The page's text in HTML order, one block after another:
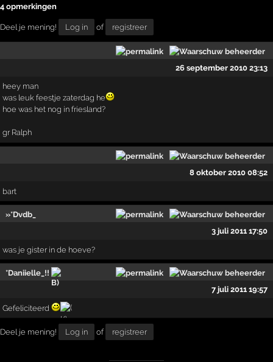
4 opmerkingen
Deel je mening! Log in of registreer
26 september 2010 23:13
heey man
was leuk feestje zaterdag he
hoe was het nog in friesland?
gr Ralph
8 oktober 2010 08:52
bart
»*Dvdb_
3 juli 2011 17:50
was je gister in de hoeve?
*Daniielle_!!
7 juli 2011 19:57
Gefeliciteerd
Deel je mening! Log in of registreer